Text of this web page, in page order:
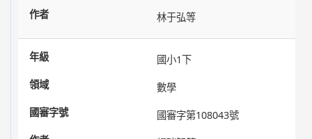
林于弘等
國小1下
數學
國審字第108043號